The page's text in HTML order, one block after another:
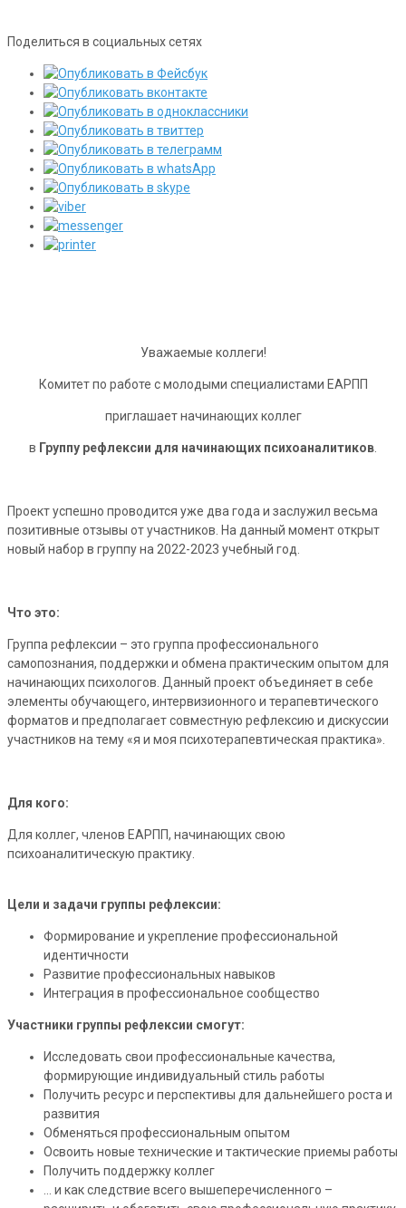
Поделиться в социальных сетях
Уважаемые коллеги!
Комитет по работе с молодыми специалистами ЕАРПП
приглашает начинающих коллег
в Группу рефлексии для начинающих психоаналитиков.
Проект успешно проводится уже два года и заслужил весьма
позитивные отзывы от участников. На данный момент открыт
новый набор в группу на 2022-2023 учебный год.
Что это:
Группа рефлексии – это группа профессионального
самопознания, поддержки и обмена практическим опытом для
начинающих психологов. Данный проект объединяет в себе
элементы обучающего, интервизионного и терапевтического
форматов и предполагает совместную рефлексию и дискуссии
участников на тему «я и моя психотерапевтическая практика».
Для кого:
Для коллег, членов ЕАРПП, начинающих свою
психоаналитическую практику.
Цели и задачи группы рефлексии:
Формирование и укрепление профессиональной
идентичности
Развитие профессиональных навыков
Интеграция в профессиональное сообщество
Участники группы рефлексии смогут:
Исследовать свои профессиональные качества,
формирующие индивидуальный стиль работы
Получить ресурс и перспективы для дальнейшего роста и
развития
Обменяться профессиональным опытом
Освоить новые технические и тактические приемы работы
Получить поддержку коллег
… и как следствие всего вышеперечисленного –